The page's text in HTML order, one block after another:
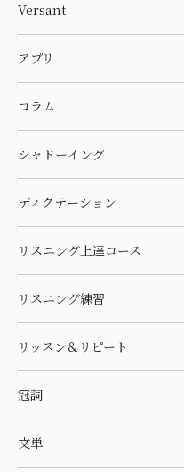
Versant
アプリ
コラム
シャドーイング
ディクテーション
リスニング上達コース
リスニング練習
リッスン＆リピート
冠詞
文単